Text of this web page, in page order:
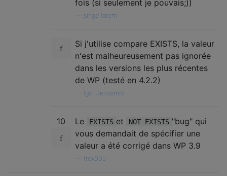
fois (si seulement je pouvais;))
singe lorem
Si j'utilise compare EXISTS, la valeur
n'est malheureusement pas ignorée
dans les versions les plus récentes
de WP (testé en 4.2.2)
Igor Jerosimić
10 Le EXISTS et NOT EXISTS "bug" qui
vous demandait de spécifier une
valeur a été corrigé dans WP 3.9
trex005